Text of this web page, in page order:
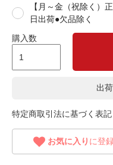
【月～金（祝除く）
日出荷●欠品除く
購入数
出
特定商取引法に基づく表記
お気に入り に登